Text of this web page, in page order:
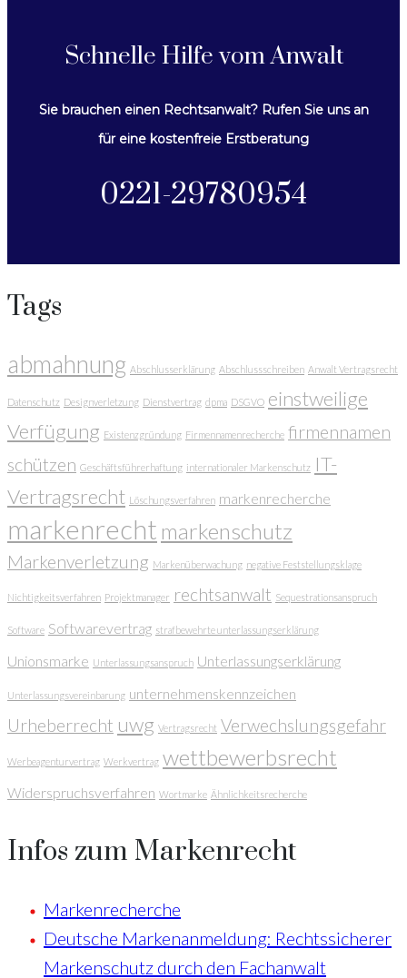
Schnelle Hilfe vom Anwalt
Sie brauchen einen Rechtsanwalt? Rufen Sie uns an
für eine kostenfreie Erstberatung
0221-29780954
Tags
abmahnung Abschlusserklärung Abschlussschreiben Anwalt Vertragsrecht
Datenschutz Designverletzung Dienstvertrag dpma DSGVO einstweilige
Verfügung Existenzgründung Firmennamenrecherche firmennamen
schützen Geschäftsführerhaftung internationaler Markenschutz IT-
Vertragsrecht Löschungsverfahren markenrecherche
markenrecht markenschutz
Markenverletzung Markenüberwachung negative Feststellungsklage
Nichtigkeitsverfahren Projektmanager rechtsanwalt Sequestrationsanspruch
Software Softwarevertrag strafbewehrte unterlassungserklärung
Unionsmarke Unterlassungsanspruch Unterlassungserklärung
Unterlassungsvereinbarung unternehmenskennzeichen
Urheberrecht uwg Vertragsrecht Verwechslungsgefahr
Werbeagenturvertrag Werkvertrag wettbewerbsrecht
Widerspruchsverfahren Wortmarke Ähnlichkeitsrecherche
Infos zum Markenrecht
Markenrecherche
Deutsche Markenanmeldung: Rechtssicherer
Markenschutz durch den Fachanwalt